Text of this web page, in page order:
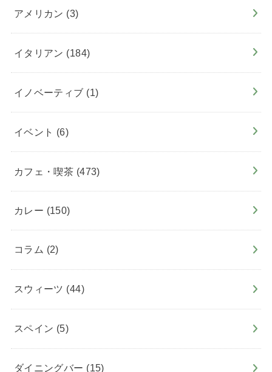
アメリカン (3)
イタリアン (184)
イノベーティブ (1)
イベント (6)
カフェ・喫茶 (473)
カレー (150)
コラム (2)
スウィーツ (44)
スペイン (5)
ダイニングバー (15)